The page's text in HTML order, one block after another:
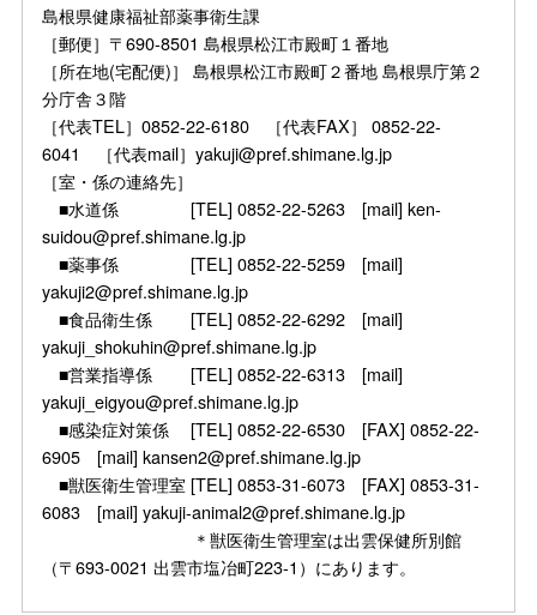
島根県健康福祉部薬事衛生課
［郵便］〒690-8501 島根県松江市殿町１番地
［所在地(宅配便)］ 島根県松江市殿町２番地 島根県庁第２
分庁舎３階
［代表TEL］0852-22-6180 ［代表FAX］ 0852-22-
6041 ［代表mail］yakuji@pref.shimane.lg.jp
［室・係の連絡先］
■水道係 [TEL] 0852-22-5263 [mail] ken-
suidou@pref.shimane.lg.jp
■薬事係 [TEL] 0852-22-5259 [mail]
yakuji2@pref.shimane.lg.jp
■食品衛生係 [TEL] 0852-22-6292 [mail]
yakuji_shokuhin@pref.shimane.lg.jp
■営業指導係 [TEL] 0852-22-6313 [mail]
yakuji_eigyou@pref.shimane.lg.jp
■感染症対策係 [TEL] 0852-22-6530 [FAX] 0852-22-
6905 [mail] kansen2@pref.shimane.lg.jp
■獣医衛生管理室 [TEL] 0853-31-6073 [FAX] 0853-31-
6083 [mail] yakuji-animal2@pref.shimane.lg.jp
＊獣医衛生管理室は出雲保健所別館
（〒693-0021 出雲市塩冶町223-1）にあります。